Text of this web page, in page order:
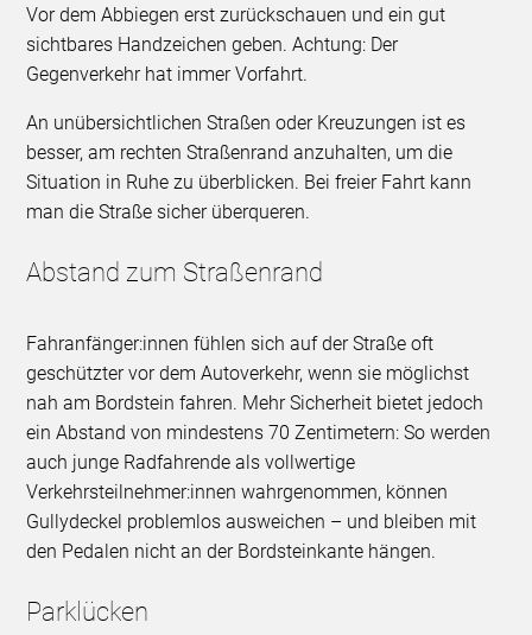
Vor dem Abbiegen erst zurückschauen und ein gut
sichtbares Handzeichen geben. Achtung: Der
Gegenverkehr hat immer Vorfahrt.
An unübersichtlichen Straßen oder Kreuzungen ist es
besser, am rechten Straßenrand anzuhalten, um die
Situation in Ruhe zu überblicken. Bei freier Fahrt kann
man die Straße sicher überqueren.
Abstand zum Straßenrand
Fahranfänger:innen fühlen sich auf der Straße oft
geschützter vor dem Autoverkehr, wenn sie möglichst
nah am Bordstein fahren. Mehr Sicherheit bietet jedoch
ein Abstand von mindestens 70 Zentimetern: So werden
auch junge Radfahrende als vollwertige
Verkehrsteilnehmer:innen wahrgenommen, können
Gullydeckel problemlos ausweichen – und bleiben mit
den Pedalen nicht an der Bordsteinkante hängen.
Parklücken